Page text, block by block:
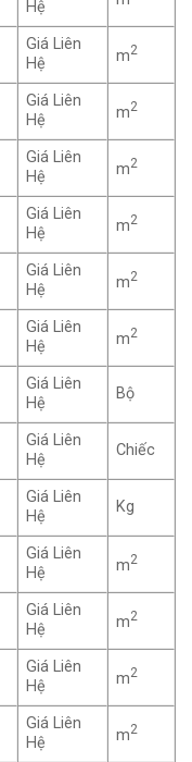
Hệ
Giá Liên
Hệ
m2
Giá Liên
Hệ
m2
Giá Liên
Hệ
m2
Giá Liên
Hệ
m2
Giá Liên
Hệ
m2
Giá Liên
Hệ
m2
Giá Liên
Hệ
Bộ
Giá Liên
Hệ
Chiếc
Giá Liên
Hệ
Kg
Giá Liên
Hệ
m2
Giá Liên
Hệ
m2
Giá Liên
Hệ
m2
Giá Liên
Hệ
m2